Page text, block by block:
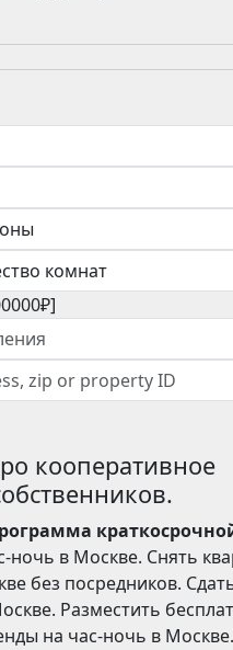
]
кооперативное
ночь в Москве. Снять
без посредников.
Разместить
на час-ночь в Москве.